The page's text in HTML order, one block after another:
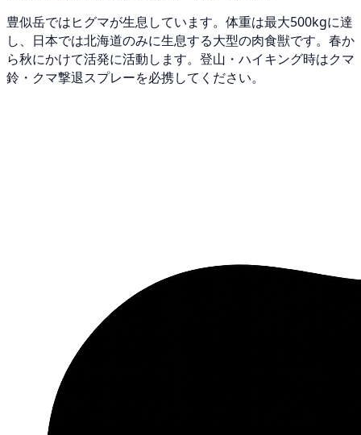
豊似岳ではヒグマが生息しています。体重は最大500kgに達
し、日本では北海道のみに生息する大型の肉食獣です。春か
ら秋にかけて活発に活動します。登山・ハイキング時はクマ
鈴・クマ撃退スプレーを必携してください。